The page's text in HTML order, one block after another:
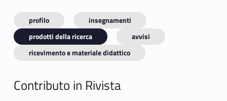
profilo
insegnamenti
prodotti della ricerca
avvisi
ricevimento e materiale didattico
Contributo in Rivista